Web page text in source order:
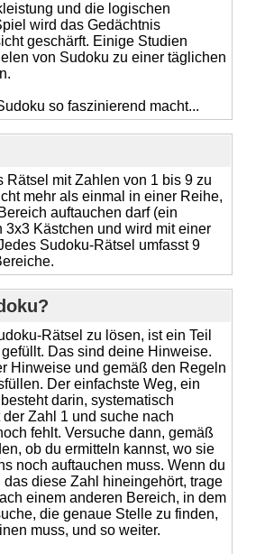
und die logischen
wird das Gedächtnis
geschärft. Einige Studien
von Sudoku zu einer täglichen
so faszinierend macht...
Rätsel mit Zahlen von 1 bis 9 zu
mehr als einmal in einer Reihe,
auftauchen darf (ein
3x3 Kästchen und wird mit einer
Sudoku-Rätsel umfasst 9
Rätsel zu lösen, ist ein Teil
Das sind deine Hinweise.
Hinweise und gemäß den Regeln
Der einfachste Weg, ein
darin, systematisch
Zahl 1 und suche nach
fehlt. Versuche dann, gemäß
ob du ermitteln kannst, wo sie
noch auftauchen muss. Wenn du
diese Zahl hineingehört, trage
einem anderen Bereich, in dem
die genaue Stelle zu finden,
muss, und so weiter.